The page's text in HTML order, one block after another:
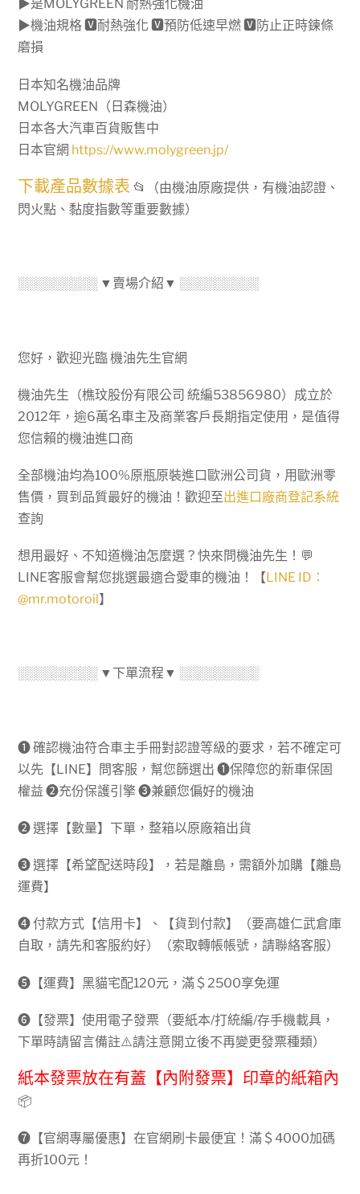
合
成
小
排
渦
輪
耐
熱
量
▶是MOLYGREEN 耐熱強化機油
▶機油規格 🆅耐熱強化 🆅預防低速早燃 🆅防止正時鍊條
磨損
日本知名機油品牌
MOLYGREEN（日森機油）
日本各大汽車百貨販售中
日本官網 https://www.molygreen.jp/
下載產品數據表 📂（由機油原廠提供，有機油認證、
閃火點、黏度指數等重要數據）
░░░░░░░░░ ▼賣場介紹▼ ░░░░░░░░░
您好，歡迎光臨 機油先生官網
機油先生（樵玟股份有限公司 統編53856980）成立於
2012年，逾6萬名車主及商業客戶長期指定使用，是值得
您信賴的機油進口商
全部機油均為100%原瓶原裝進口歐洲公司貨，用歐洲零
售價，買到品質最好的機油！歡迎至出進口廠商登記系統
查詢
想用最好、不知道機油怎麼選？快來問機油先生！💬
LINE客服會幫您挑選最適合愛車的機油！【LINE ID：
@mr.motoroil】
░░░░░░░░░ ▼下單流程▼ ░░░░░░░░░
➊ 確認機油符合車主手冊對認證等級的要求，若不確定可
以先【LINE】問客服，幫您篩選出 ➊保障您的新車保固
權益 ➋充份保護引擎 ➌兼顧您偏好的機油
➋ 選擇【數量】下單，整箱以原廠箱出貨
➌ 選擇【希望配送時段】，若是離島，需額外加購【離島
運費】
➍ 付款方式【信用卡】、【貨到付款】（要高雄仁武倉庫
自取，請先和客服約好）（索取轉帳帳號，請聯絡客服）
➎【運費】黑貓宅配120元，滿＄2500享免運
➏【發票】使用電子發票（要紙本/打統編/存手機載具，
下單時請留言備註⚠️請注意開立後不再變更發票種類）
紙本發票放在有蓋【內附發票】印章的紙箱內
📦
➐【官網專屬優惠】在官網刷卡最便宜！滿＄4000加碼
再折100元！